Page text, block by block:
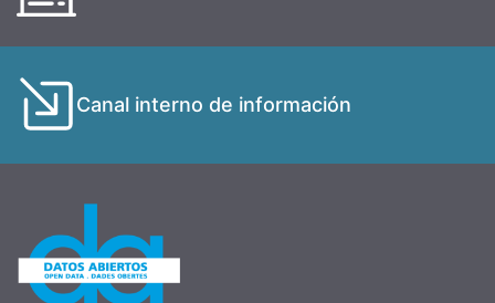
Canal interno de información